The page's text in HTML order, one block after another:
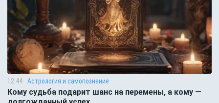
12:44 Астрология и самопознание
Кому судьба подарит шанс на перемены, а кому —